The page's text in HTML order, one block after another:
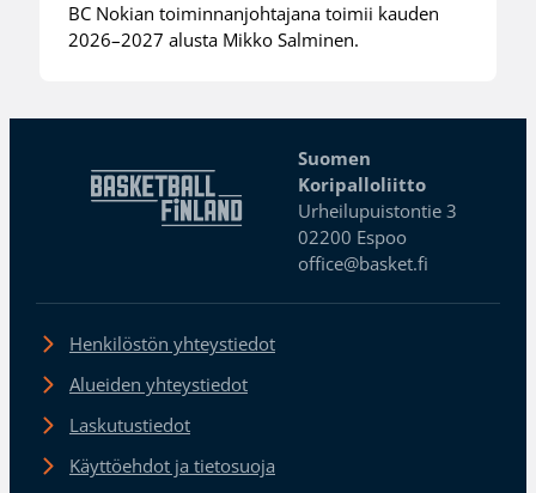
BC Nokian toiminnanjohtajana toimii kauden
2026–2027 alusta Mikko Salminen.
Suomen
Koripalloliitto
Urheilupuistontie 3
02200 Espoo
office@basket.fi
Henkilöstön yhteystiedot
Alueiden yhteystiedot
Laskutustiedot
Käyttöehdot ja tietosuoja